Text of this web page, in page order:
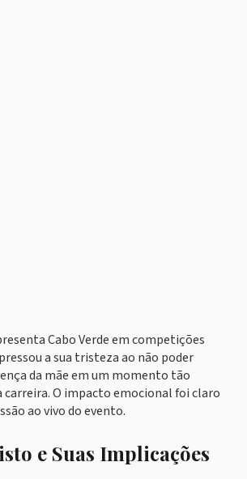
Cabo Verde em competições
a sua tristeza ao não poder
da mãe em um momento tão
O impacto emocional foi claro
ao vivo do evento.
e Suas Implicações